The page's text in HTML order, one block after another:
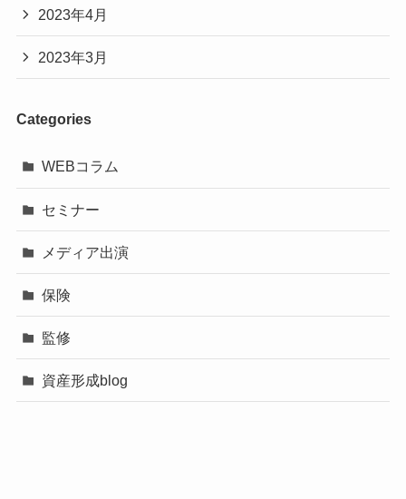
2023年4月
2023年3月
Categories
WEBコラム
セミナー
メディア出演
保険
監修
資産形成blog